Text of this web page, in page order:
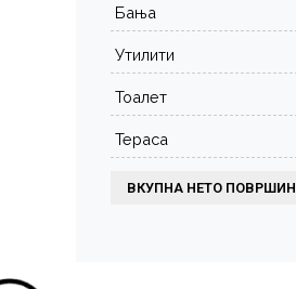
Бања
Утилити
Тоалет
Тераса
ВКУПНА НЕТО